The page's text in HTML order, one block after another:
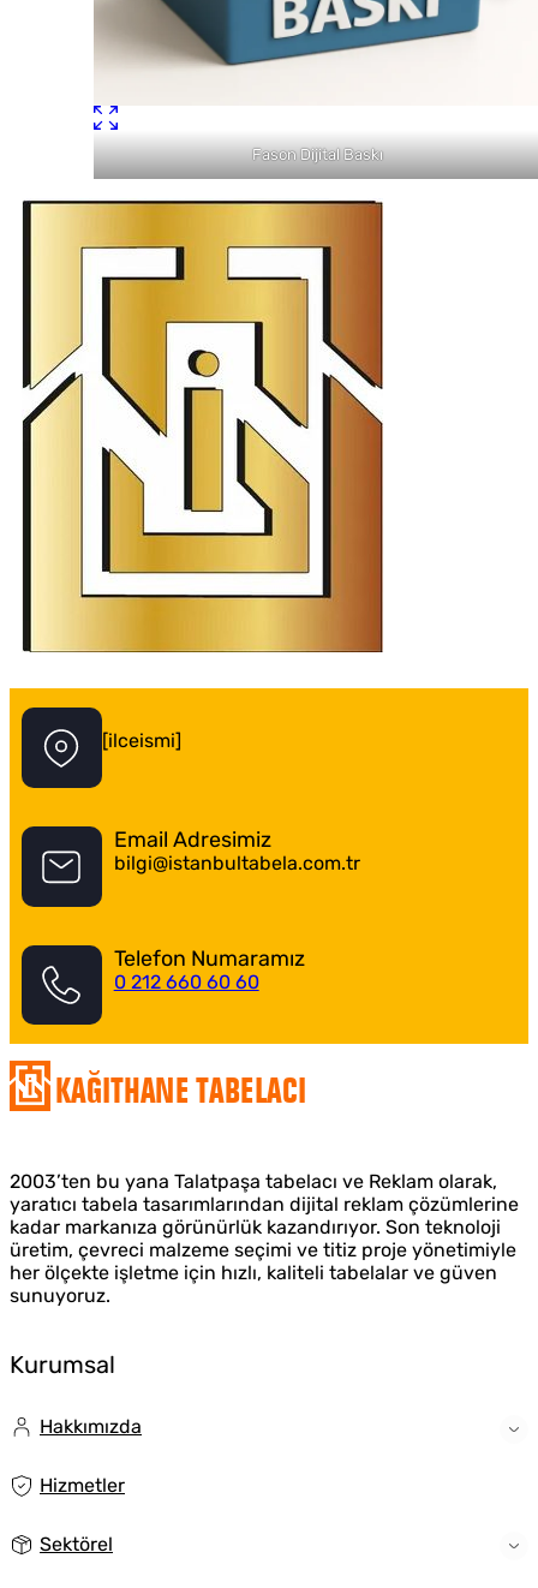
Fason Dijital Baskı
[ilceismi]
Email Adresimiz
bilgi@istanbultabela.com.tr
Telefon Numaramız
0 212 660 60 60
2003’ten bu yana Talatpaşa tabelacı ve Reklam olarak,
yaratıcı tabela tasarımlarından dijital reklam çözümlerine
kadar markanıza görünürlük kazandırıyor. Son teknoloji
üretim, çevreci malzeme seçimi ve titiz proje yönetimiyle
her ölçekte işletme için hızlı, kaliteli tabelalar ve güven
sunuyoruz.
Kurumsal
Hakkımızda
Hizmetler
Sektörel